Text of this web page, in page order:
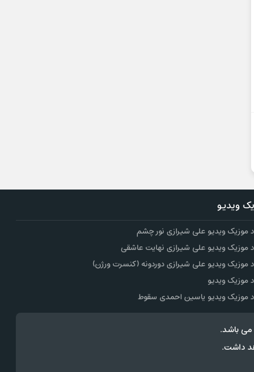
ویدیو
موزیک ویدیو علی شیرازی نور چشم
موزیک ویدیو علی شیرازی نهایت عاشقی
موزیک ویدیو علی شیرازی دوردونه (کنسرت ورژن)
موزیک ویدیو
موزیک ویدیو یاسین احمدی سقوط
باشد.